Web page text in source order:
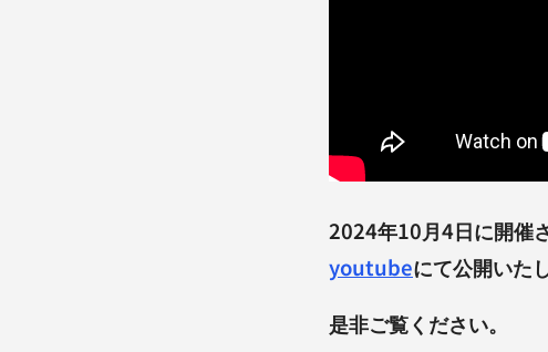
2024年10月4日に開催
youtubeにて公開いた
是非ご覧ください。